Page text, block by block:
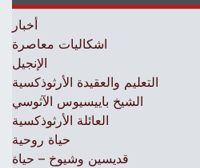
أخبار
اشكاليات معاصرة
الإنجيل
التعليم والعقيدة الأرثوذكسية
الشيخ باييسيوس الآثوسي
العائلة الأرثوذكسية
حياة روحية
قديسين وشيوخ – حياة